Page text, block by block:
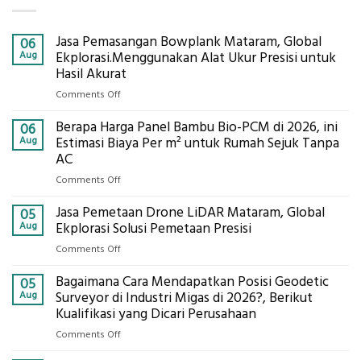
06
Aug
Jasa Pemasangan Bowplank Mataram, Global
Ekplorasi.Menggunakan Alat Ukur Presisi untuk
Hasil Akurat
Comments Offon
Pemasangan
Bowplank
Ukur
Presisi
untuk
Akurat
06
Aug
Berapa Harga Panel Bambu Bio-PCM di 2026, ini
Estimasi Biaya Per m² untuk Rumah Sejuk Tanpa
AC
Comments Offon
Harga
Panel
di
2026,
ini
Estimasi
05
Aug
Jasa Pemetaan Drone LiDAR Mataram, Global
Ekplorasi Solusi Pemetaan Presisi
Comments Offon
Pemetaan
Drone
LiDAR
Mataram,
05
Aug
Bagaimana Cara Mendapatkan Posisi Geodetic
Surveyor di Industri Migas di 2026?, Berikut
Kualifikasi yang Dicari Perusahaan
Comments Offon